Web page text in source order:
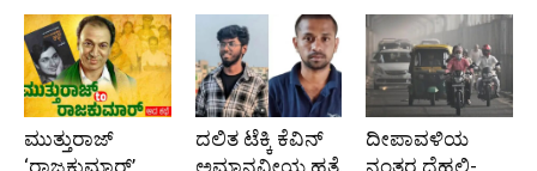
ಮುತ್ತುರಾಜ್
‘ರಾಜಕುಮಾರ್‍’
ದಲಿತ ಟೆಕ್ಕಿ ಕೆವಿನ್
ಅಮಾನವೀಯ ಹತ್ಯೆ
ದೀಪಾವಳಿಯ
ನಂತರ ದೆಹಲಿ-